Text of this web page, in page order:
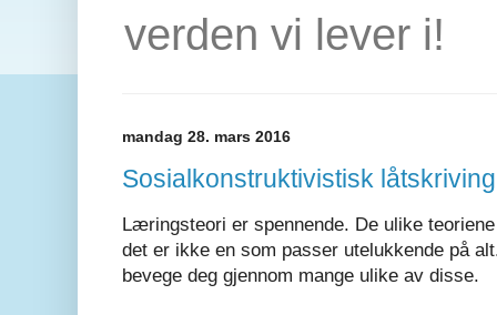
verden vi lever i!
mandag 28. mars 2016
Sosialkonstruktivistisk låtskriving
Læringsteori er spennende. De ulike
det er ikke en som passer utelukkende på
bevege deg gjennom mange ulike av disse.